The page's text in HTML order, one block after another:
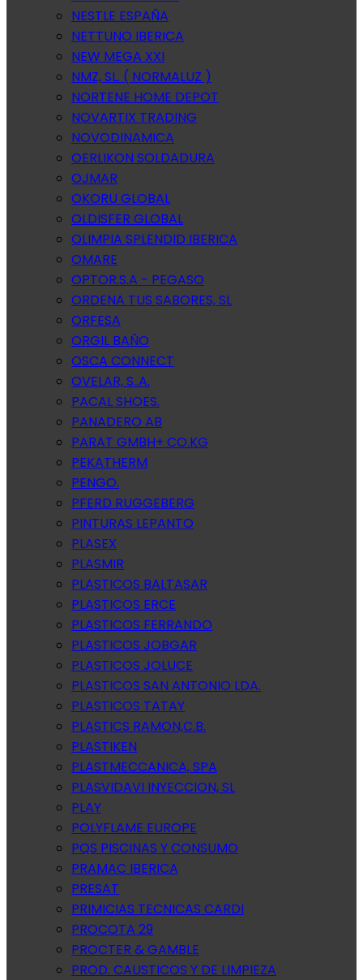
NESTLE ESPAÑA
NETTUNO IBERICA
NEW MEGA XXI
NMZ, SL. ( NORMALUZ )
NORTENE HOME DEPOT
NOVARTIX TRADING
NOVODINAMICA
OERLIKON SOLDADURA
OJMAR
OKORU GLOBAL
OLDISFER GLOBAL
OLIMPIA SPLENDID IBERICA
OMARE
OPTOR.S.A - PEGASO
ORDENA TUS SABORES, SL
ORFESA
ORGIL BAÑO
OSCA CONNECT
OVELAR, S..A.
PACAL SHOES.
PANADERO AB
PARAT GMBH+ CO.KG
PEKATHERM
PENGO.
PFERD RUGGEBERG
PINTURAS LEPANTO
PLASEX
PLASMIR
PLASTICOS BALTASAR
PLASTICOS ERCE
PLASTICOS FERRANDO
PLASTICOS JOBGAR
PLASTICOS JOLUCE
PLASTICOS SAN ANTONIO LDA.
PLASTICOS TATAY
PLASTICS RAMON,C.B.
PLASTIKEN
PLASTMECCANICA, SPA
PLASVIDAVI INYECCION, SL
PLAY
POLYFLAME EUROPE
PQS PISCINAS Y CONSUMO
PRAMAC IBERICA
PRESAT
PRIMICIAS TECNICAS CARDI
PROCOTA 29
PROCTER & GAMBLE
PROD. CAUSTICOS Y DE LIMPIEZA